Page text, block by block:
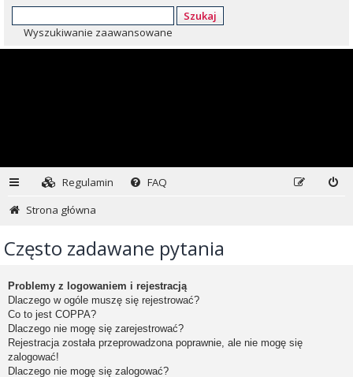
Szukaj
Wyszukiwanie zaawansowane
Regulamin
FAQ
Strona główna
Często zadawane pytania
Problemy z logowaniem i rejestracją
Dlaczego w ogóle muszę się rejestrować?
Co to jest COPPA?
Dlaczego nie mogę się zarejestrować?
Rejestracja została przeprowadzona poprawnie, ale nie mogę się
zalogować!
Dlaczego nie mogę się zalogować?